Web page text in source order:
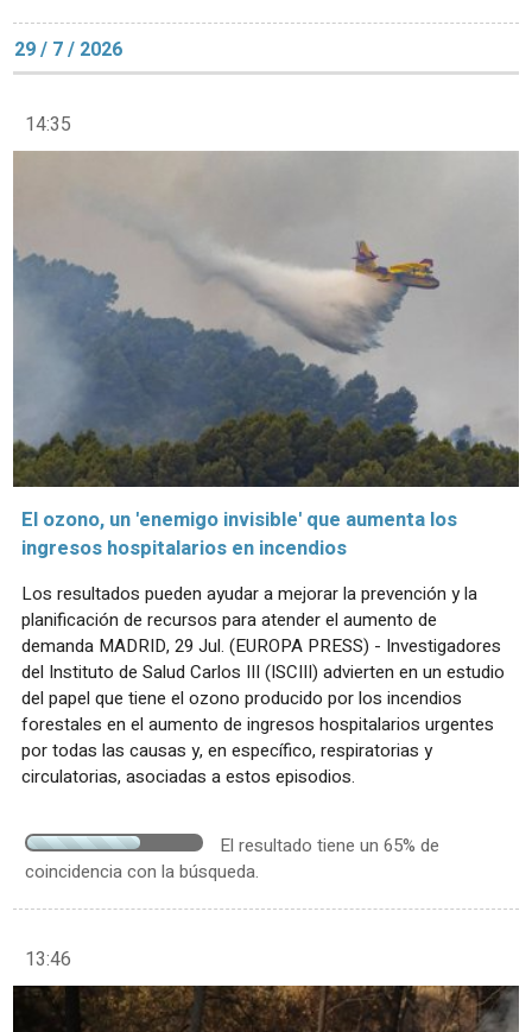
29 / 7 / 2026
14:35
El ozono, un 'enemigo invisible' que aumenta los
ingresos hospitalarios en incendios
Los resultados pueden ayudar a mejorar la prevención y la
planificación de recursos para atender el aumento de
demanda MADRID, 29 Jul. (EUROPA PRESS) - Investigadores
del Instituto de Salud Carlos III (ISCIII) advierten en un estudio
del papel que tiene el ozono producido por los incendios
forestales en el aumento de ingresos hospitalarios urgentes
por todas las causas y, en específico, respiratorias y
circulatorias, asociadas a estos episodios.
El resultado tiene un 65% de
coincidencia con la búsqueda.
13:46